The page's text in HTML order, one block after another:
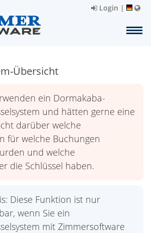
Login |
Übersicht
ein Dormakaba-
und hätten gerne eine
darüber welche
für welche Buchungen
und welche
die Schlüssel haben.
Diese Funktion ist nur
wenn Sie ein
mit Zimmersoftware